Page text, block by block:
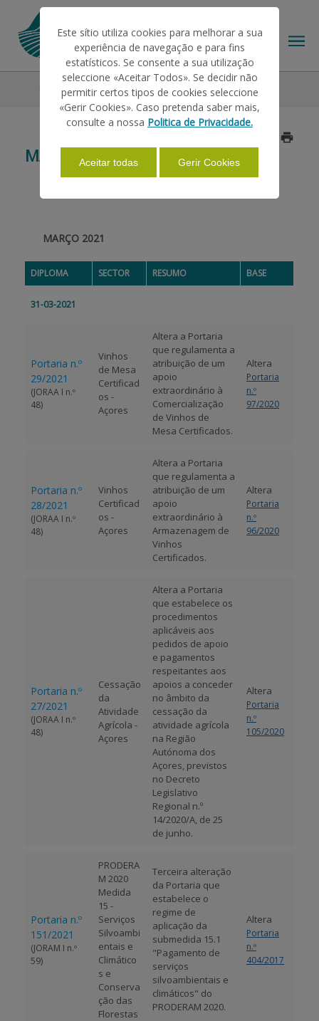
HELP/SUPPORT
INFORMATIONS
STATISTICS
PAYMENTS
BENEFICIARY SUPPORT
Login / Register
Legislation 2021 Março
MARÇO
MARÇO 2021
DIPLOMA SECTOR RESUMO BASE
31-03-2021
Portaria n.º
29/2021
(JORAA I n.º
48)
Vinhos
de Mesa
Certificad
os -
Açores
Altera a Portaria
que regulamenta a
atribuição de um
apoio
extraordinário à
Comercialização
de Vinhos de
Mesa Certificados.
Altera
Portaria
n.º
97/2020
Portaria n.º
28/2021
(JORAA I n.º
48)
Vinhos
Certificad
os -
Açores
Altera a Portaria
que regulamenta a
atribuição de um
apoio
extraordinário à
Armazenagem de
Vinhos
Certificados.
Altera
Portaria
n.º
96/2020
Portaria n.º
27/2021
(JORAA I n.º
48)
Cessação
da
Atividade
Agrícola -
Açores
Altera a Portaria
que estabelece os
procedimentos
aplicáveis aos
pedidos de apoio
e pagamentos
respeitantes aos
apoios a conceder
no âmbito da
cessação da
atividade agrícola
na Região
Autónoma dos
Açores, previstos
no Decreto
Legislativo
Regional n.º
14/2020/A, de 25
de junho.
Altera
Portaria
n.º
105/2020
Portaria n.º
151/2021
(JORAM I n.º
59)
PRODERA
M 2020
Medida
15 -
Serviços
Silvoambi
entais e
Climático
s e
Conserva
ção das
Florestas
Terceira alteração
da Portaria que
estabelece o
regime de
aplicação da
submedida 15.1
"Pagamento de
serviços
silvoambientais e
climáticos" do
PRODERAM 2020.
Altera
Portaria
n.º
404/2017
Este sítio utiliza cookies para melhorar a sua
experiência de navegação e para fins
estatísticos. Se consente a sua utilização
seleccione «Aceitar Todos». Se decidir não
permitir certos tipos de cookies seleccione
«Gerir Cookies». Caso pretenda saber mais,
consulte a nossa Politica de Privacidade.
Aceitar todas Gerir Cookies